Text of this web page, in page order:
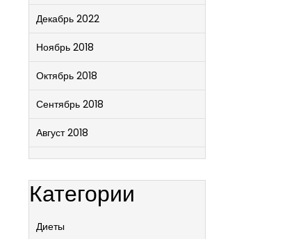
Декабрь 2022
Ноябрь 2018
Октябрь 2018
Сентябрь 2018
Август 2018
Категории
Диеты